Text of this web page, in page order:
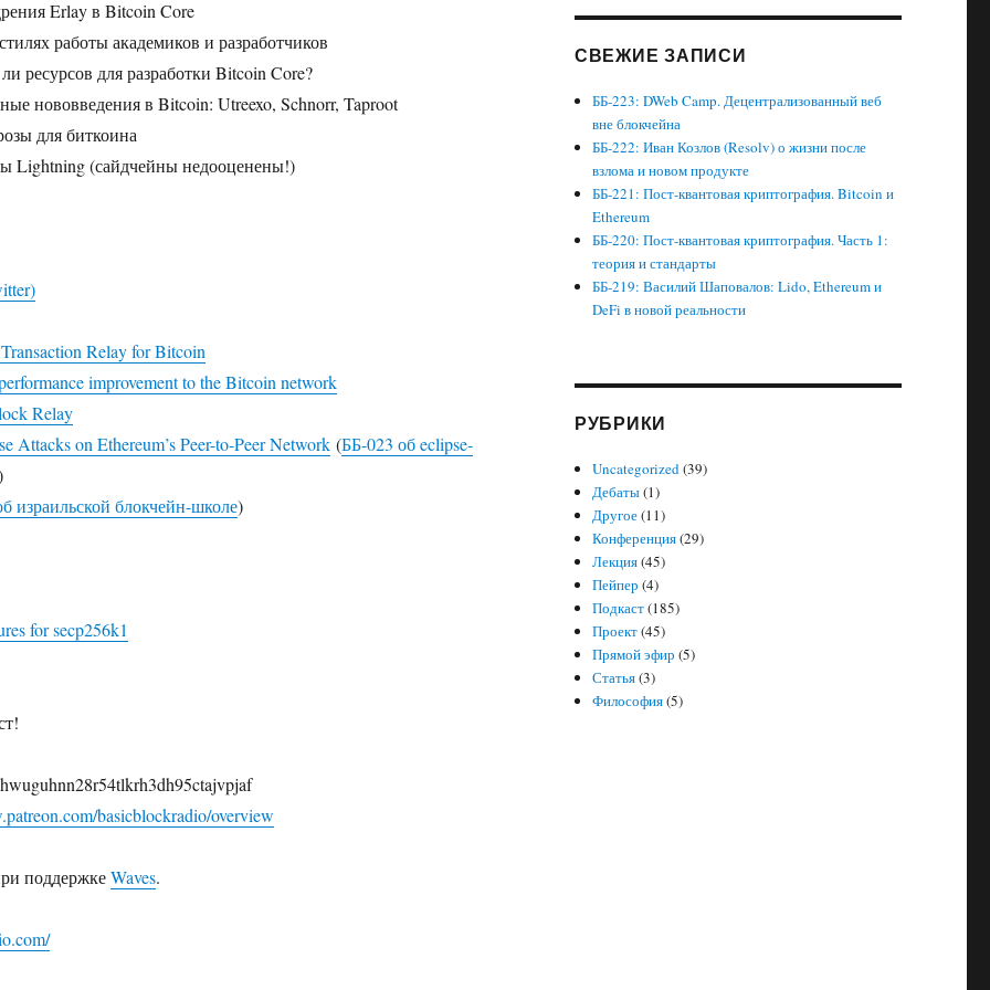
Erlay в Bitcoin Core
работы академиков и разработчиков
ресурсов для разработки Bitcoin Core?
нововведения в Bitcoin: Utreexo, Schnorr, Taproot
для биткоина
Lightning (сайдчейны недооценены!)
Relay for Bitcoin
improvement to the Bitcoin network
Relay
Attacks on Ethereum’s Peer-to-Peer Network(ББ-023 об eclipse-
израильской блокчейн-школе)
for secp256k1
basicblockradio/overview
поддержкеWaves.
СВЕЖИЕ ЗАПИСИ
ББ-223: DWeb Camp. Децентрализованный веб
вне блокчейна
ББ-222: Иван Козлов (Resolv) о жизни после
взлома и новом продукте
ББ-221: Пост-квантовая криптография. Bitcoin и
Ethereum
ББ-220: Пост-квантовая криптография. Часть 1:
теория и стандарты
ББ-219: Василий Шаповалов: Lido, Ethereum и
DeFi в новой реальности
РУБРИКИ
Uncategorized(39)
Дебаты(1)
Другое(11)
Конференция(29)
Лекция(45)
Пейпер (4)
Подкаст(185)
Проект(45)
Прямой эфир (5)
Статья(3)
Философия(5)